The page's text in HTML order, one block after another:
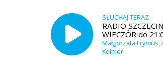
SŁUCHAJ TERAZ
RADIO
WIECZÓR do
Małgorzata Frymus,
Kolmer